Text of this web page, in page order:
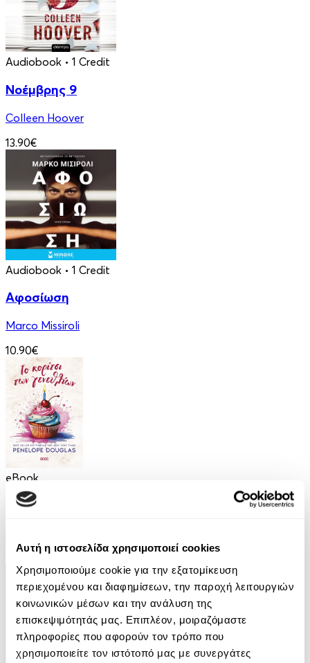
Αυτή η ιστοσελίδα χρησιμοποιεί cookies
Χρησιμοποιούμε cookie για την εξατομίκευση
περιεχομένου και διαφημίσεων, την παροχή λειτουργιών
κοινωνικών μέσων και την ανάλυση της
επισκεψιμότητάς μας. Επιπλέον, μοιραζόμαστε
πληροφορίες που αφορούν τον τρόπο που
χρησιμοποιείτε τον ιστότοπό μας με συνεργάτες
Audiobook • 1 Credit
Νοέμβρης 9
Colleen Hoover
13.90€
Audiobook • 1 Credit
Αφοσίωση
Marco Missiroli
10.90€
eBook
Το Κορίτσι των Γενεθλίων